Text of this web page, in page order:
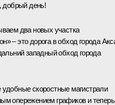
добрый день!
два новых участка
– это дорога в обход города
западный обход города
скоростные магистрали
опережением графиков и теперь